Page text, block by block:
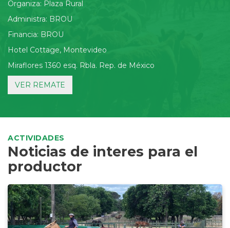
Organiza: Plaza Rural
Administra: BROU
Financia: BROU
Hotel Cottage, Montevideo
Miraflores 1360 esq. Rbla. Rep. de México
VER REMATE
ACTIVIDADES
Noticias de interes para el
productor